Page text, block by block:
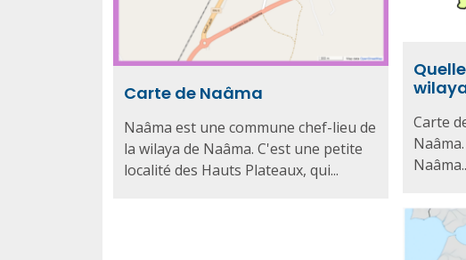
Carte de Naâma
Naâma est une commune chef-lieu de
la wilaya de Naâma. C'est une petite
localité des Hauts Plateaux, qui...
Carte